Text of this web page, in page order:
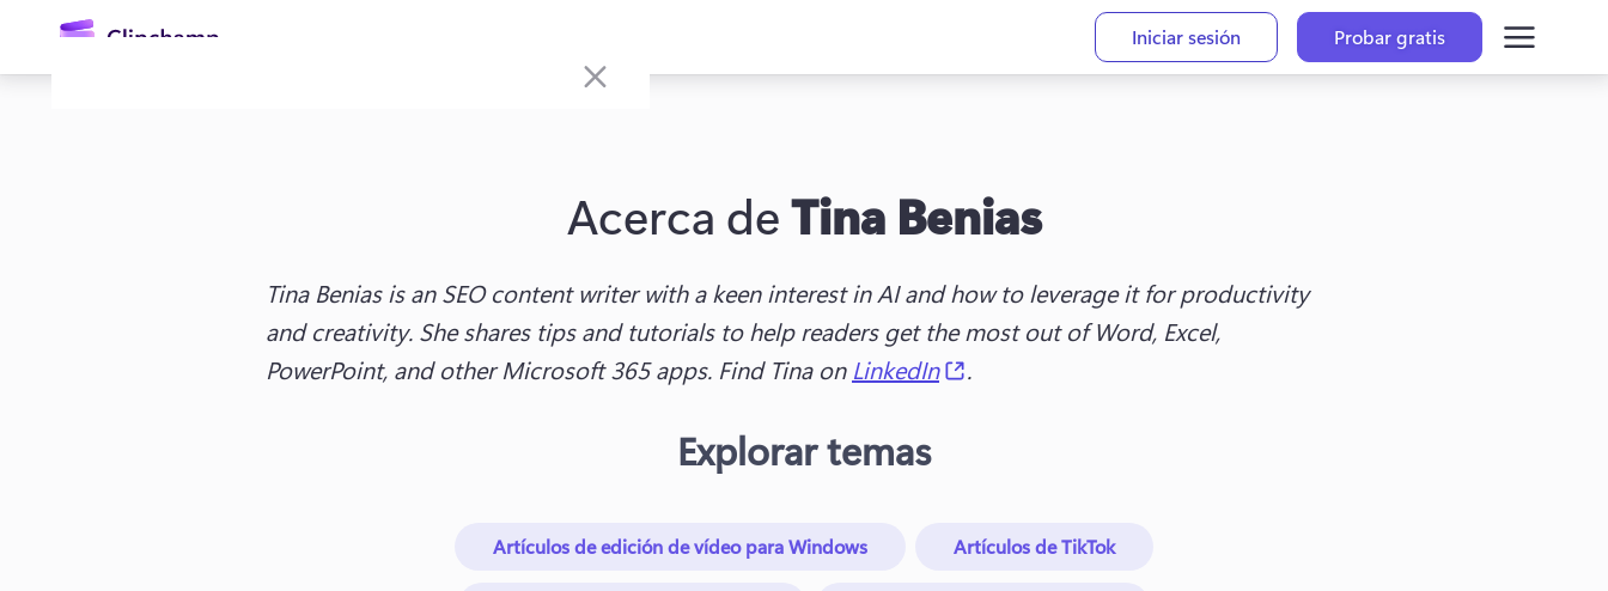
principal
Iniciar sesión Probar gratis
Iniciar sesión
Acerca deTina Benias
Tina Benias is an SEO content writer with a keen interest in AI and how to leverage it for productivity
and creativity. She shares tips and tutorials to help readers get the most out of Word, Excel,
PowerPoint, and other Microsoft 365 apps. Find Tina on LinkedIn .
Explorar temas
Artículos de edición de vídeo para Windows Artículos de TikTok